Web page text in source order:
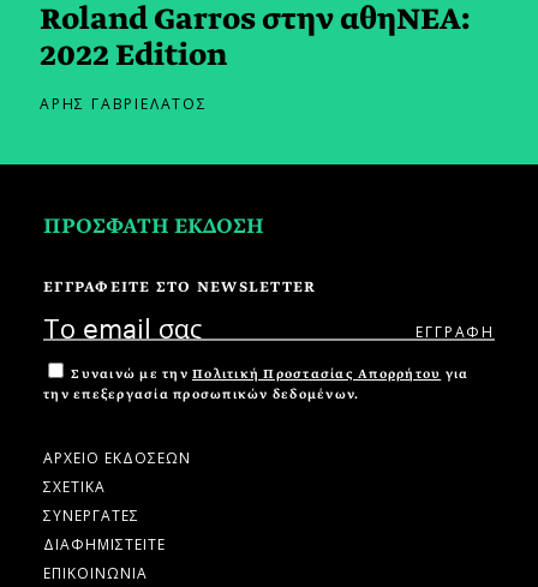
Roland Garros στην αθηΝΕΑ:
2022 Edition
ΑΡΗΣ ΓΑΒΡΙΕΛΑΤΟΣ
ΠΡΟΣΦΑΤΗ ΕΚΔΟΣΗ
ΕΓΓΡΑΦΕΙΤΕ ΣΤΟ NEWSLETTER
Συναινώ με την Πολιτική Προστασίας Απορρήτου για
την επεξεργασία προσωπικών δεδομένων.
ΑΡΧΕΙΟ ΕΚΔΟΣΕΩΝ
ΣΧΕΤΙΚΑ
ΣΥΝΕΡΓΑΤΕΣ
ΔΙΑΦΗΜΙΣΤΕΙΤΕ
ΕΠΙΚΟΙΝΩΝΙΑ